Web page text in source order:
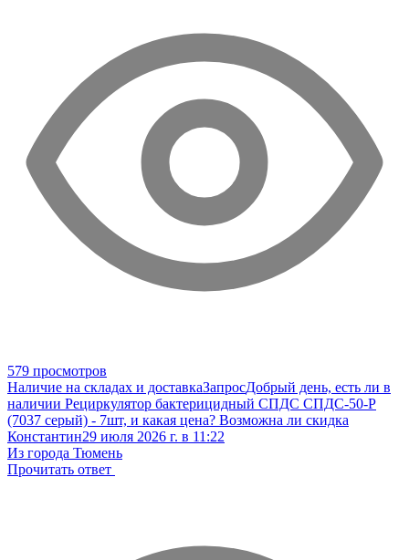
579 просмотров
Наличие на складах и доставкаЗапросДобрый день, есть ли в
наличии Рециркулятор бактерицидный СПДС СПДС-50-Р
(7037 серый) - 7шт, и какая цена? Возможна ли скидка
Константин29 июля 2026 г. в 11:22
Из города Тюмень
Прочитать ответ